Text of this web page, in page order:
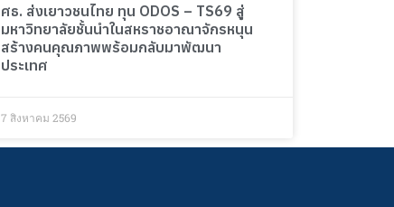
ศธ. ส่งเยาวชนไทย ทุน ODOS – TS69 สู่
มหาวิทยาลัยชั้นนำในสหราชอาณาจักรหนุน
สร้างคนคุณภาพพร้อมกลับมาพัฒนา
ประเทศ
7 สิงหาคม 2569